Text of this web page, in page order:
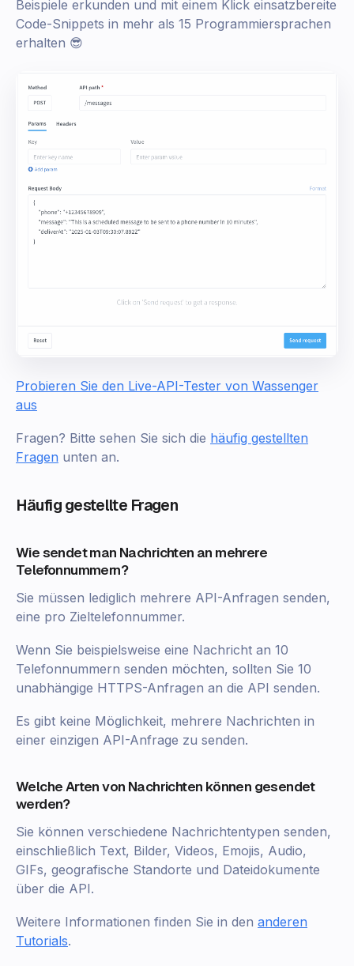
Beispiele erkunden und mit einem Klick einsatzbereite
Code-Snippets in mehr als 15 Programmiersprachen
erhalten 😎
Probieren Sie den Live-API-Tester von Wassenger
aus
Fragen? Bitte sehen Sie sich die häufig gestellten
Fragen unten an.
Häufig gestellte Fragen
Wie sendet man Nachrichten an mehrere
Telefonnummern?
Sie müssen lediglich mehrere API-Anfragen senden,
eine pro Zieltelefonnummer.
Wenn Sie beispielsweise eine Nachricht an 10
Telefonnummern senden möchten, sollten Sie 10
unabhängige HTTPS-Anfragen an die API senden.
Es gibt keine Möglichkeit, mehrere Nachrichten in
einer einzigen API-Anfrage zu senden.
Welche Arten von Nachrichten können gesendet
werden?
Sie können verschiedene Nachrichtentypen senden,
einschließlich Text, Bilder, Videos, Emojis, Audio,
GIFs, geografische Standorte und Dateidokumente
über die API.
Weitere Informationen finden Sie in den anderen
Tutorials.